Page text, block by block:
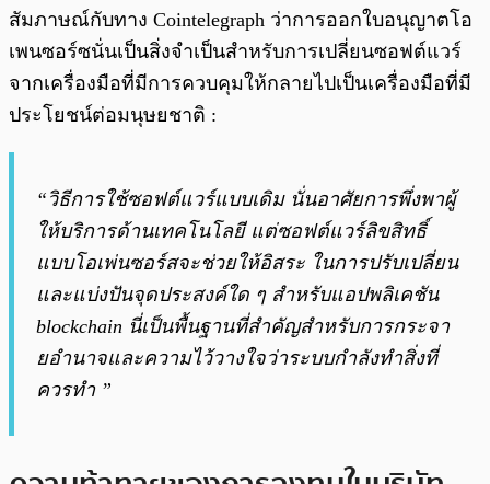
สัมภาษณ์กับทาง Cointelegraph ว่าการออกใบอนุญาตโอ
เพนซอร์ซนั่นเป็นสิ่งจำเป็นสำหรับการเปลี่ยนซอฟต์แวร์
จากเครื่องมือที่มีการควบคุมให้กลายไปเป็นเครื่องมือที่มี
ประโยชน์ต่อมนุษยชาติ :
“วิธีการใช้ซอฟต์แวร์แบบเดิม นั่นอาศัยการพึ่งพาผู้
ให้บริการด้านเทคโนโลยี แต่ซอฟต์แวร์ลิขสิทธิ์
แบบโอเพ่นซอร์สจะช่วยให้อิสระ ในการปรับเปลี่ยน
และแบ่งปันจุดประสงค์ใด ๆ สำหรับแอปพลิเคชัน
blockchain นี่เป็นพื้นฐานที่สำคัญสำหรับการกระจา
ยอำนาจและความไว้วางใจว่าระบบกำลังทำสิ่งที่
ควรทำ ”